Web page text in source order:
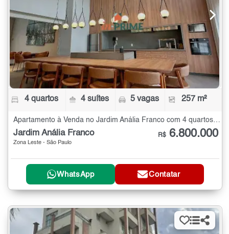
4 quartos 4 suítes 5 vagas 257 m²
Apartamento à Venda no Jardim Anália Franco com 4 quartos - 257 m²
Jardim Anália Franco
Zona Leste - São Paulo
R$ 6.800.000
WhatsApp Contatar